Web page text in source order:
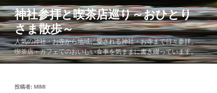
コ
ン
テ
ン
ツ
へ
神社参拝と喫茶店巡り～おひとり
さま散歩～
人気の神社・お寺から地域に愛される神社・お寺まで日々参拝。
喫茶店・カフェでのおいしい食事を気ままに書き綴っています。
投
投稿者: MIMI